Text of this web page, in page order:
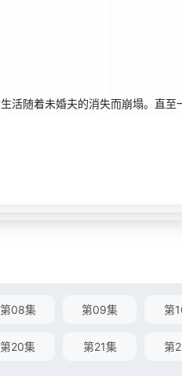
随着未婚夫的消失而崩塌。直至
第08集 第09集 第
第20集 第21集 第